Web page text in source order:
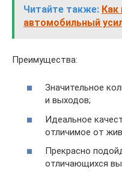
Читайте также: Как
автомобильный
Преимущества:
Значительное
и выходов;
Идеальное
отличимое от
Прекрасно
отличающихся